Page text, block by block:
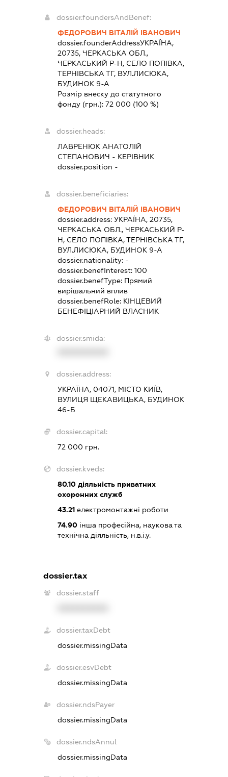
dossier.foundersAndBenef:
ФЕДОРОВИЧ ВІТАЛІЙ ІВАНОВИЧ
dossier.founderAddressУКРАЇНА,
20735, ЧЕРКАСЬКА ОБЛ.,
ЧЕРКАСЬКИЙ Р-Н, СЕЛО ПОПІВКА,
ТЕРНІВСЬКА ТГ, ВУЛ.ЛИСЮКА,
БУДИНОК 9-А
Розмір внеску до статутного
фонду (грн.): 72 000 (100 %)
dossier.heads:
ЛАВРЕНЮК АНАТОЛІЙ
СТЕПАНОВИЧ - КЕРІВНИК
dossier.position -
dossier.beneficiaries:
ФЕДОРОВИЧ ВІТАЛІЙ ІВАНОВИЧ
dossier.address: УКРАЇНА, 20735,
ЧЕРКАСЬКА ОБЛ., ЧЕРКАСЬКИЙ Р-
Н, СЕЛО ПОПІВКА, ТЕРНІВСЬКА ТГ,
ВУЛ.ЛИСЮКА, БУДИНОК 9-А
dossier.nationality: -
dossier.benefInterest: 100
dossier.benefType: Прямий
вирішальний вплив
dossier.benefRole: КІНЦЕВИЙ
БЕНЕФІЦІАРНИЙ ВЛАСНИК
dossier.smida:
dossier.address:
УКРАЇНА, 04071, МІСТО КИЇВ,
ВУЛИЦЯ ЩЕКАВИЦЬКА, БУДИНОК
46-Б
dossier.capital:
72 000 грн.
dossier.kveds:
80.10діяльність приватних
охоронних служб
43.21електромонтажні роботи
74.90інша професійна, наукова та
технічна діяльність, н.в.і.у.
dossier.tax
dossier.staff
dossier.taxDebt
dossier.missingData
dossier.esvDebt
dossier.missingData
dossier.ndsPayer
dossier.missingData
dossier.ndsAnnul
dossier.missingData